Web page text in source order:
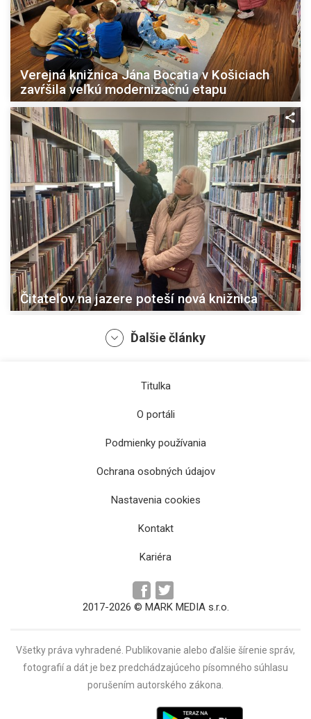
Verejná knižnica Jána Bocatia v Košiciach
zavŕšila veľkú modernizačnú etapu
Čitateľov na jazere poteší nová knižnica
Verejná knižnica Jána Bocatia ponúka e-
knihy či virtuálnu výstavu k Nežnej revolúcii
Jedinečná výstava Prvý dotyk so slobodou
Ďalšie články
Titulka
O portáli
Podmienky používania
Ochrana osobných údajov
Nastavenia cookies
Kontakt
Kariéra
2017-2026 © MARK MEDIA s.r.o.
Všetky práva vyhradené. Publikovanie alebo ďalšie šírenie správ,
fotografií a dát je bez predchádzajúceho písomného súhlasu
porušením autorského zákona.